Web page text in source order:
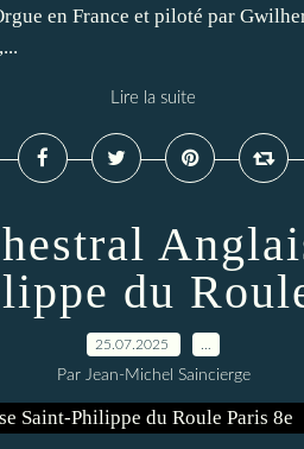
en France et piloté par
Lire la suite
du
25.07.2025
Par Jean-Michel Saincierge